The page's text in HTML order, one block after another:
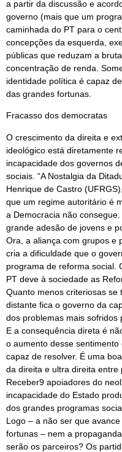
a partir da discussão e
governo (mais que um
caminhada do PT para o
concepções da esquerda,
públicas que reduzam a
concentração de renda.
identidade política é capaz
das grandes fortunas.
Fracasso dos democratas
O crescimento da direita e
ideológico está diretamente
incapacidade dos governos
sociais. “A Nostalgia da
Henrique de Castro
que um regime autoritário é
a Democracia não
grande adesão de jovens e
Ora, a aliança com grupos e
cria a dificuldade que o
programa de reforma social.
PT deve à sociedade as
Quanto menos criteriosas se
distante fica o governo da
dos problemas mais sofridos
E a consequência direta é
o aumento desse
capaz de resolver. É uma
da direita e ultra direita entre
Receber9 apoiadores do
incapacidade do Estado
dos grandes programas
Logo – a não ser que
fortunas – nem a
serão os parceiros? Os